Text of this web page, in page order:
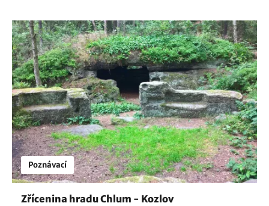
Poznávací
Zřícenina hradu Chlum - Kozlov